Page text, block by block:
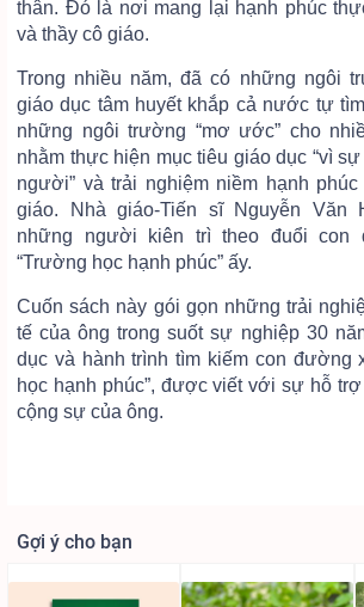
thân. Đó là nơi mang lại hạnh phúc
và thầy cô giáo.
Trong nhiều năm, đã có những ngôi
giáo dục tâm huyết khắp cả nước tự
những ngôi trường “mơ ước” cho
nhằm thực hiện mục tiêu giáo dục “vì
người” và trải nghiệm niềm hạnh
giáo. Nhà giáo-Tiến sĩ Nguyễn Văn
những người kiên trì theo đuổi con
“Trường học hạnh phúc” ấy.
Cuốn sách này gói gọn những trải
tế của ông trong suốt sự nghiệp 30
dục và hành trình tìm kiếm con đường
học hạnh phúc”, được viết với sự hỗ
cộng sự của ông.
Gợi ý cho bạn